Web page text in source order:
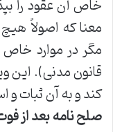
خاص آن عقود را
معنا که اصولاً
قانون مدنی). این
کند و به آن ثبات
صلح نامه بعد از